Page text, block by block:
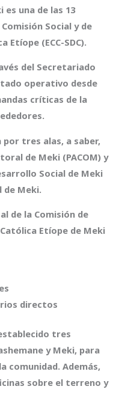
una de las 13
Social y de
(ECC-SDC).
del Secretariado
operativo desde
críticas de la
tres alas, a saber,
de Meki (PACOM) y
Social de Meki
de Meki.
de la Comisión de
Etíope de Meki
directos
establecido tres
y Meki, para
comunidad. Además,
sobre el terreno y